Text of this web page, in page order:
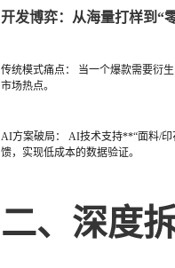
开发博弈：从海量打样到“
传统模式痛点： 当一个爆款需要衍
市场热点。
AI方案破局： AI技术支持**“面料/
馈，实现低成本的数据验证。
二、深度